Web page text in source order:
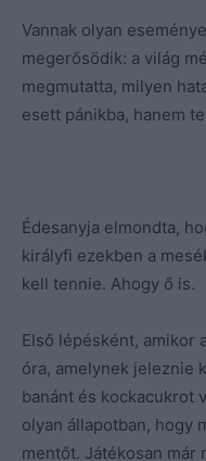
Vannak olyan
megerősödik: a világ
megmutatta, milyen
esett pánikba, hanem
Édesanyja elmondta,
királyfi ezekben a
kell tennie. Ahogy ő is.
Első lépésként, amikor
óra, amelynek jeleznie
banánt és kockacukrot
olyan állapotban, hogy
mentőt. Játékosan már